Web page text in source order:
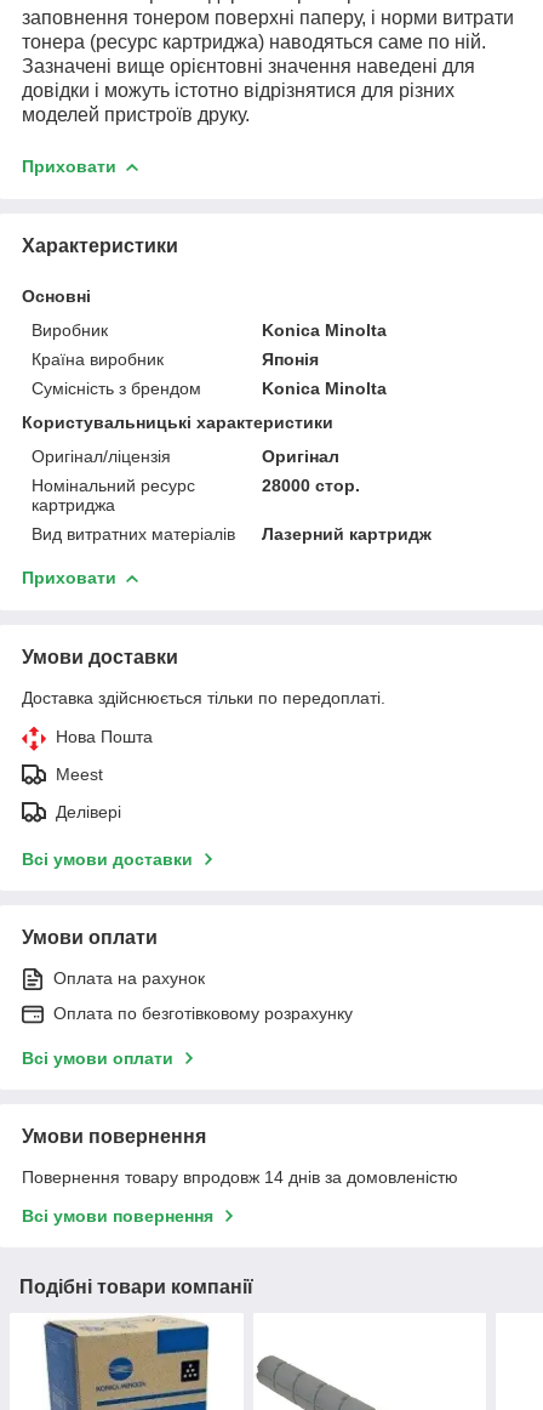
заповнення тонером поверхні паперу, і норми витрати
тонера (ресурс картриджа) наводяться саме по ній.
Зазначені вище орієнтовні значення наведені для
довідки і можуть істотно відрізнятися для різних
моделей пристроїв друку.
Приховати
Характеристики
Основні
Виробник
Konica Minolta
Країна виробник
Японія
Сумісність з брендом
Konica Minolta
Користувальницькі характеристики
Оригінал/ліцензія
Оригінал
Номінальний ресурс
картриджа
28000 стор.
Вид витратних матеріалів Лазерний картридж
Приховати
Умови доставки
Доставка здійснюється тільки по передоплаті.
Нова Пошта
Meest
Делівері
Всі умови доставки
Умови оплати
Оплата на рахунок
Оплата по безготівковому розрахунку
Всі умови оплати
Умови повернення
Повернення товару впродовж 14 днів за домовленістю
Всі умови повернення
Подібні товари компанії